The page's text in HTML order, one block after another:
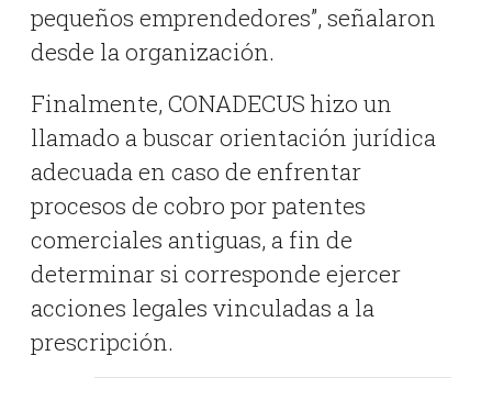
pequeños emprendedores”, señalaron
desde la organización.
Finalmente, CONADECUS hizo un
llamado a buscar orientación jurídica
adecuada en caso de enfrentar
procesos de cobro por patentes
comerciales antiguas, a fin de
determinar si corresponde ejercer
acciones legales vinculadas a la
prescripción.